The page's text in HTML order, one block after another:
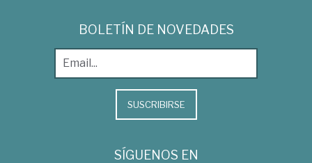
BOLETÍN DE NOVEDADES
SUSCRIBIRSE
SÍGUENOS EN